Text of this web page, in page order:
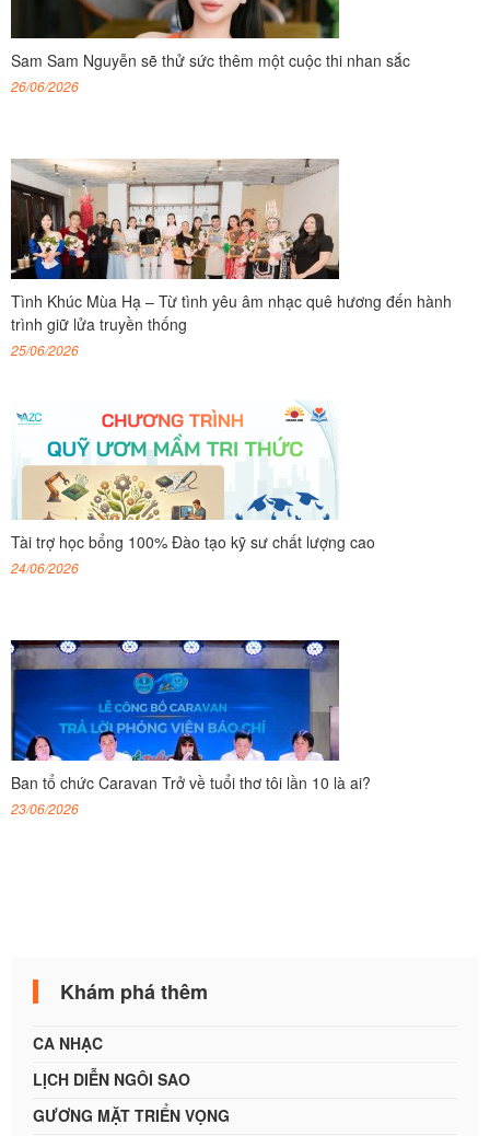
Sam Sam Nguyễn sẽ thử sức thêm một cuộc thi nhan sắc
26/06/2026
Tình Khúc Mùa Hạ – Từ tình yêu âm nhạc quê hương đến hành
trình giữ lửa truyền thống
25/06/2026
Tài trợ học bổng 100% Đào tạo kỹ sư chất lượng cao
24/06/2026
Ban tổ chức Caravan Trở về tuổi thơ tôi lần 10 là ai?
23/06/2026
Khám phá thêm
CA NHẠC
LỊCH DIỄN NGÔI SAO
GƯƠNG MẶT TRIỂN VỌNG